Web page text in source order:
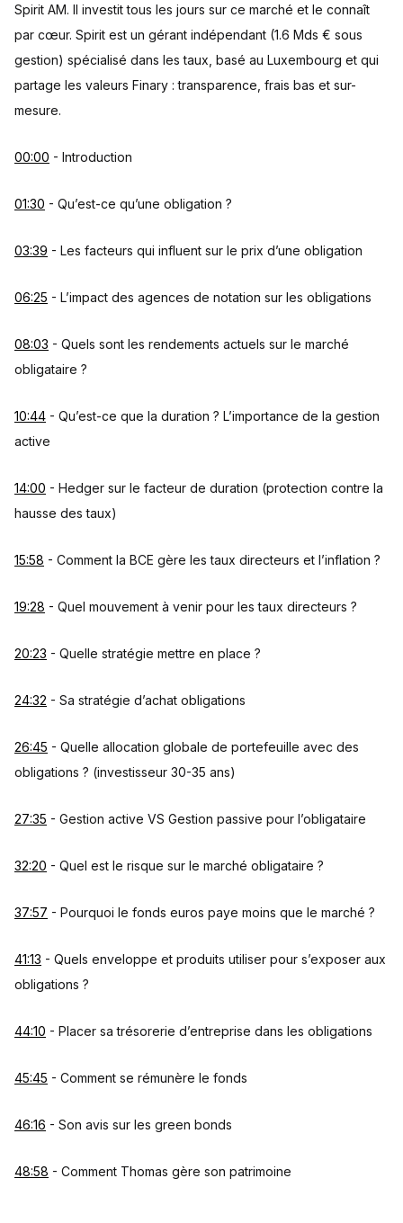
Spirit AM. Il investit tous les jours sur ce marché et le connaît
par cœur. Spirit est un gérant indépendant (1.6 Mds € sous
gestion) spécialisé dans les taux, basé au Luxembourg et qui
partage les valeurs Finary : transparence, frais bas et sur-
mesure.
00:00 - Introduction
01:30 - Qu’est-ce qu’une obligation ?
03:39 - Les facteurs qui influent sur le prix d’une obligation
06:25 - L’impact des agences de notation sur les obligations
08:03 - Quels sont les rendements actuels sur le marché
obligataire ?
10:44 - Qu’est-ce que la duration ? L’importance de la gestion
active
14:00 - Hedger sur le facteur de duration (protection contre la
hausse des taux)
15:58 - Comment la BCE gère les taux directeurs et l’inflation ?
19:28 - Quel mouvement à venir pour les taux directeurs ?
20:23 - Quelle stratégie mettre en place ?
24:32 - Sa stratégie d’achat obligations
26:45 - Quelle allocation globale de portefeuille avec des
obligations ? (investisseur 30-35 ans)
27:35 - Gestion active VS Gestion passive pour l’obligataire
32:20 - Quel est le risque sur le marché obligataire ?
37:57 - Pourquoi le fonds euros paye moins que le marché ?
41:13 - Quels enveloppe et produits utiliser pour s’exposer aux
obligations ?
44:10 - Placer sa trésorerie d’entreprise dans les obligations
45:45 - Comment se rémunère le fonds
46:16 - Son avis sur les green bonds
48:58 - Comment Thomas gère son patrimoine